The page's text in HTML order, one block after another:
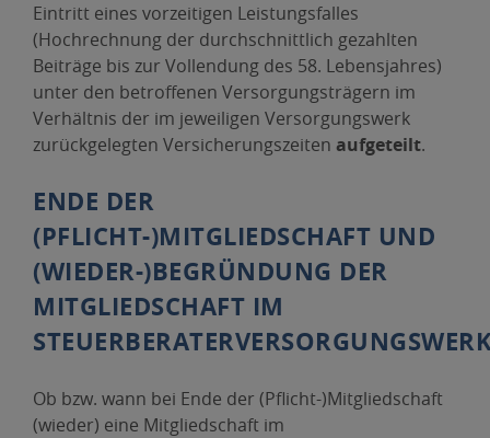
Eintritt eines vorzeitigen Leistungsfalles
(Hochrechnung der durchschnittlich gezahlten
Beiträge bis zur Vollendung des 58. Lebensjahres)
unter den betroffenen Versorgungsträgern im
Verhältnis der im jeweiligen Versorgungswerk
zurückgelegten Versicherungszeiten aufgeteilt.
ENDE DER
(PFLICHT-)MITGLIEDSCHAFT UND
(WIEDER-)BEGRÜNDUNG DER
MITGLIEDSCHAFT IM
Ob bzw. wann bei Ende der (Pflicht-)Mitgliedschaft
(wieder) eine Mitgliedschaft im